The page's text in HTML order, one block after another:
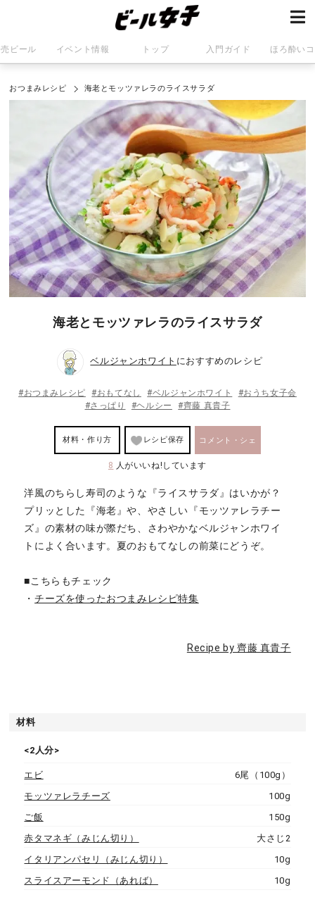
ビール イベント情報 トップ 入門ガイド ほろ酔い
おつまみレシピ 海老とモッツァレラのライスサラダ
海老とモッツァレラのライスサラダ
ベルジャンホワイト におすすめのレシピ
#おつまみレシピ #おもてなし #ベルジャンホワイト
#おうち女子会
#さっぱり
#ヘルシー #齊藤 真貴子
材料・作り方 レシピ保存 コメント・シェ
8 人がいいね!しています
洋風のちらし寿司のような『ライスサラダ』はいかが？
プリッとした『海老』や、やさしい『モッツァレラチー
ズ』の素材の味が際だち、さわやかなベルジャンホワイ
トによく合います。夏のおもてなしの前菜にどうぞ。
■こちらもチェック
・チーズを使ったおつまみレシピ特集
Recipe by 齊藤 真貴子
材料
<2人分>
エビ
6尾（100g）
モッツァレラチーズ
100g
ご飯
150g
赤タマネギ（みじん切り）
大さじ2
イタリアンパセリ（みじん切り）
10g
スライスアーモンド（あれば）
10g